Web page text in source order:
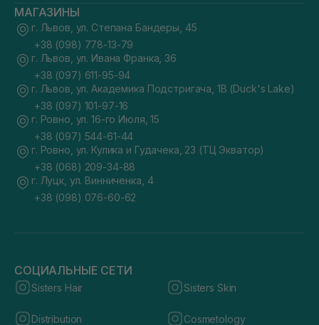
МАГАЗИНЫ
г. Львов, ул. Степана Бандеры, 45
+38 (098) 778-13-79
г. Львов, ул. Ивана Франка, 36
+38 (097) 611-95-94
г. Львов, ул. Академика Подстригача, 1В (Duck's Lake)
+38 (097) 101-97-16
г. Ровно, ул. 16-го Июля, 15
+38 (097) 544-61-44
г. Ровно, ул. Кулика и Гудачека, 23 (ТЦ Экватор)
+38 (068) 209-34-88
г. Луцк, ул. Винниченка, 4
+38 (098) 076-60-62
СОЦИАЛЬНЫЕ СЕТИ
Sisters Hair Sisters Skin
Distribution Cosmetology